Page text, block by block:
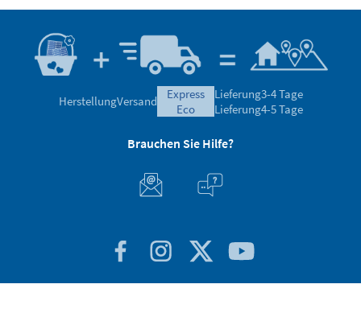
HerstellungVersand
express
eco
Lieferung3-4 Tage
Lieferung4-5 Tage
Brauchen Sie Hilfe?